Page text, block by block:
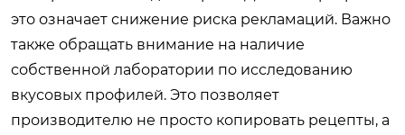
это означает снижение риска рекламаций. Важно
также обращать внимание на наличие
собственной лаборатории по исследованию
вкусовых профилей. Это позволяет
производителю не просто копировать рецепты, а